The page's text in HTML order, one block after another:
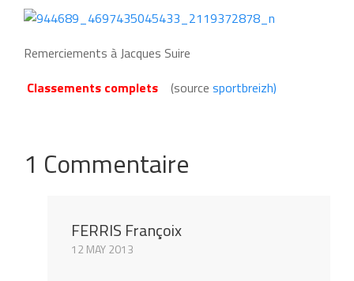
Remerciements à Jacques Suire
Classements complets
(source sportbreizh)
1 Commentaire
FERRIS Françoix
12 MAY 2013